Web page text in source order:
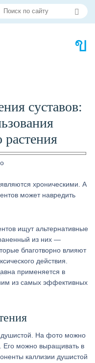
суставов:
растения
хроническими. А
может навредить
ищут альтернативные
из них —
благотворно влияют
действия.
применяется в
из самых эффективных
На фото можно
Его можно выращивать в
каллизии душистой